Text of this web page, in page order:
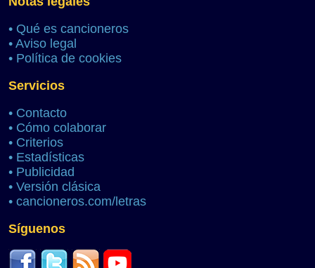
• Qué es cancioneros
• Aviso legal
• Política de cookies
Servicios
• Contacto
• Cómo colaborar
• Criterios
• Estadísticas
• Publicidad
• Versión clásica
• cancioneros.com/letras
Síguenos